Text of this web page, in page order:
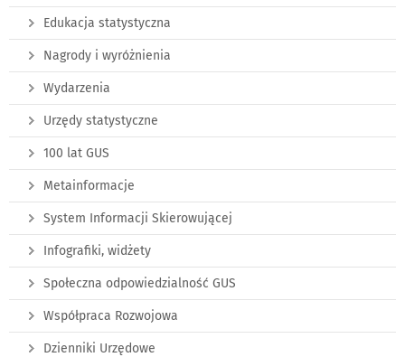
Edukacja statystyczna
Nagrody i wyróżnienia
Wydarzenia
Urzędy statystyczne
100 lat GUS
Metainformacje
System Informacji Skierowującej
Infografiki, widżety
Społeczna odpowiedzialność GUS
Współpraca Rozwojowa
Dzienniki Urzędowe